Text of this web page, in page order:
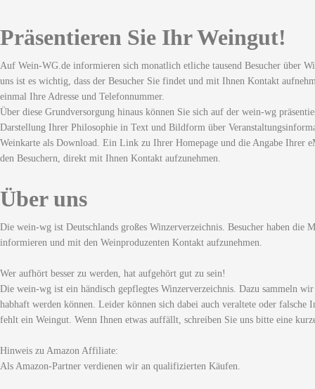
Präsentieren Sie Ihr Weingut!
Auf Wein-WG.de informieren sich monatlich etliche tausend Besucher über
uns ist es wichtig, dass der Besucher Sie findet und mit Ihnen Kontakt
einmal Ihre Adresse und Telefonnummer.
Über diese Grundversorgung hinaus können Sie sich auf der wein-wg
Darstellung Ihrer Philosophie in Text und Bildform über
Weinkarte als Download. Ein Link zu Ihrer Homepage und die Angabe Ihrer
den Besuchern, direkt mit Ihnen Kontakt aufzunehmen.
Über uns
Die wein-wg ist Deutschlands großes Winzerverzeichnis. Besucher haben die
informieren und mit den Weinproduzenten Kontakt aufzunehmen.
Wer aufhört besser zu werden, hat aufgehört gut zu sein!
Die wein-wg ist ein händisch gepflegtes Winzerverzeichnis. Dazu sammeln
habhaft werden können. Leider können sich dabei auch veraltete oder falsche
fehlt ein Weingut. Wenn Ihnen etwas auffällt, schreiben Sie uns bitte eine
Hinweis zu Amazon Affiliate:
Als Amazon-Partner verdienen wir an qualifizierten Käufen.